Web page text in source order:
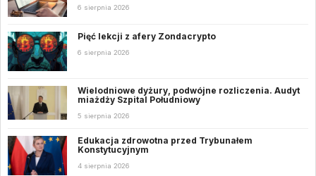
6 sierpnia 2026
Pięć lekcji z afery Zondacrypto
6 sierpnia 2026
Wielodniowe dyżury, podwójne rozliczenia. Audyt
miażdży Szpital Południowy
5 sierpnia 2026
Edukacja zdrowotna przed Trybunałem
Konstytucyjnym
4 sierpnia 2026